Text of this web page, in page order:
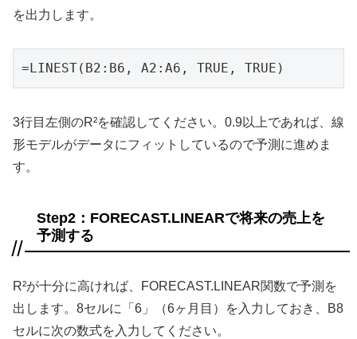
を出力します。
=LINEST(B2:B6, A2:A6, TRUE, TRUE)
3行目左側のR²を確認してください。0.9以上であれば、線
形モデルがデータにフィットしているので予測に進めま
す。
Step2：FORECAST.LINEARで将来の売上を
予測する
R²が十分に高ければ、FORECAST.LINEAR関数で予測を
出します。8セルに「6」（6ヶ月目）を入力しておき、B8
セルに次の数式を入力してください。